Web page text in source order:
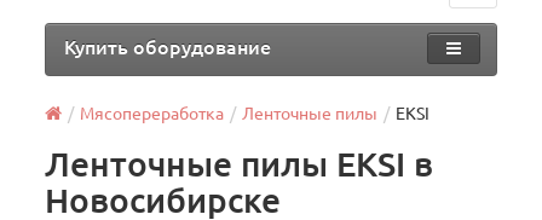
Купить оборудование
Мясопереработка Ленточные пилы EKSI
Ленточные пилы EKSI в
Новосибирске